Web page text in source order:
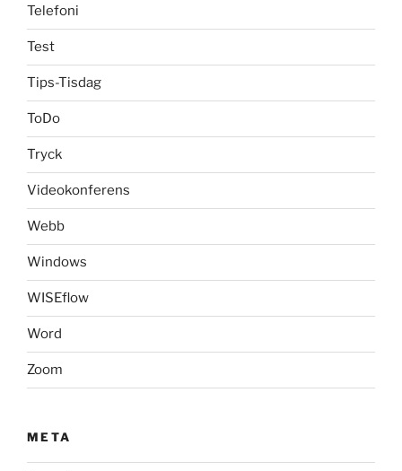
Telefoni
Test
Tips-Tisdag
ToDo
Tryck
Videokonferens
Webb
Windows
WISEflow
Word
Zoom
META